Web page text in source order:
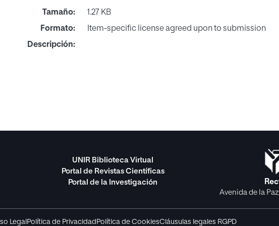
Tamaño:
1.27 KB
Formato:
Item-specific license agreed upon to submission
Descripción:
UNIR Biblioteca Virtual
Portal de Revistas Científicas
Portal de la Investigación
Avenida de la
Legal Política de Privacidad Política de CookiesCláusulas legales RGPD